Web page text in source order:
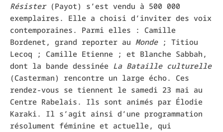
Résister(Payot) s’est vendu à 500 000
exemplaires. Elle a choisi d’inviter des voix
contemporaines. Parmi elles : Camille
Bordenet, grand reporter au Monde; Titiou
Lecoq ; Camille Etienne ; et Blanche Sabbah,
dont la bande dessinée La Bataille culturelle
(Casterman) rencontre un large écho. Ces
rendez-vous se tiennent le samedi 23 mai au
Centre Rabelais. Ils sont animés par Élodie
Karaki. Il s’agit ainsi d’une programmation
résolument féminine et actuelle, qui